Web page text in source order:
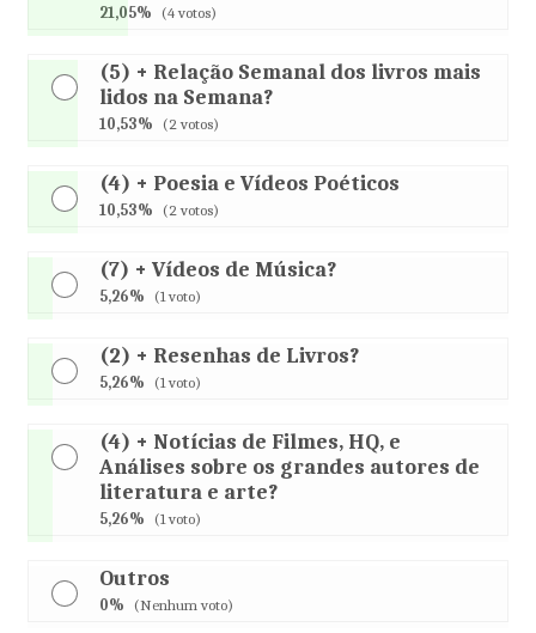
21,05% (4 votos)
(5) + Relação Semanal dos livros mais
lidos na Semana?
10,53% (2 votos)
(4) + Poesia e Vídeos Poéticos
10,53% (2 votos)
(7) + Vídeos de Música?
5,26% (1 voto)
(2) + Resenhas de Livros?
5,26% (1 voto)
(4) + Notícias de Filmes, HQ, e
Análises sobre os grandes autores de
literatura e arte?
5,26% (1 voto)
Outros
0% (Nenhum voto)